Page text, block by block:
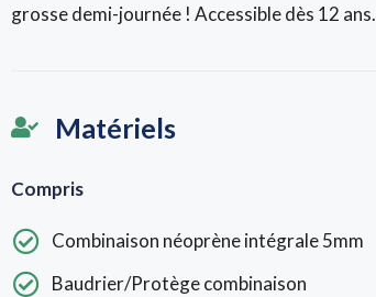
grosse demi-journée ! Accessible dès 12 ans.
Matériels
Compris
Combinaison néoprène intégrale 5mm
Baudrier/Protège combinaison